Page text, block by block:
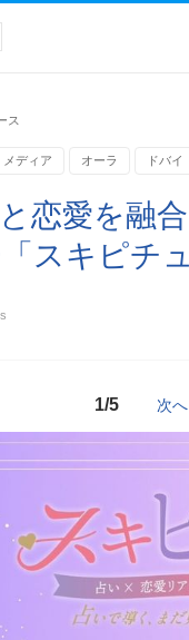
ス
メディア オーラ ドバイ
と恋愛を融
スキピチ
1/5 次へ